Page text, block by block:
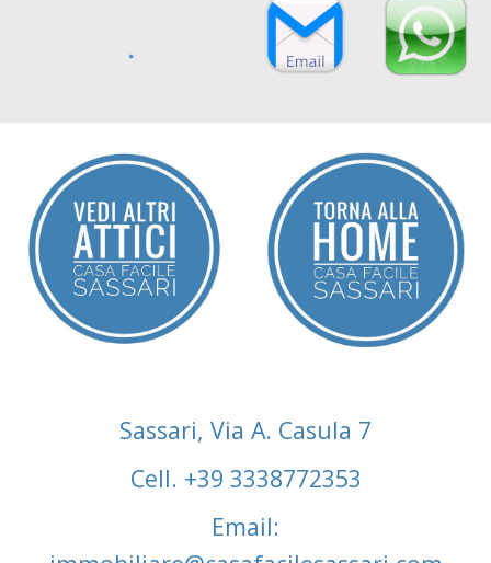
Sassari, Via A. Casula 7
Cell. +39 3338772353
Email: